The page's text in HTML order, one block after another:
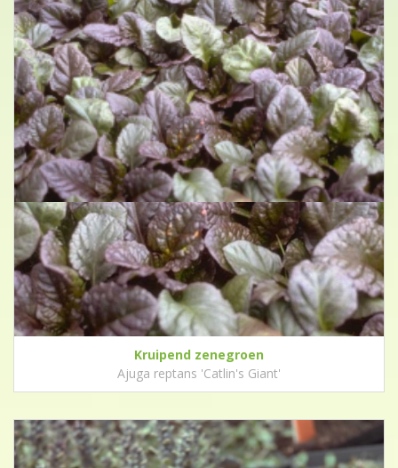
Kruipend zenegroen
Ajuga reptans 'Catlin's Giant'